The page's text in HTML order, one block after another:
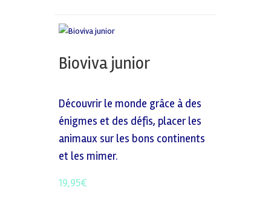
Bioviva junior
Découvrir le monde grâce à des
énigmes et des défis, placer les
animaux sur les bons continents
et les mimer.
19,95€